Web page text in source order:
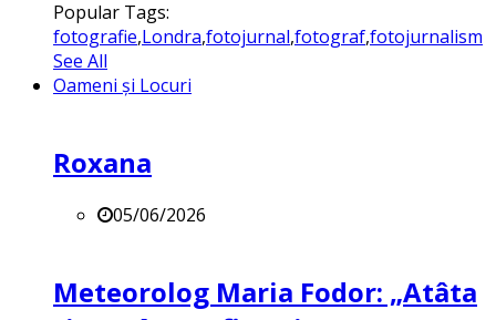
Popular Tags:
fotografie,Londra,fotojurnal,fotograf,fotojurnalism
See All
Oameni și Locuri
Roxana
05/06/2026
Meteorolog Maria Fodor: „Atâta